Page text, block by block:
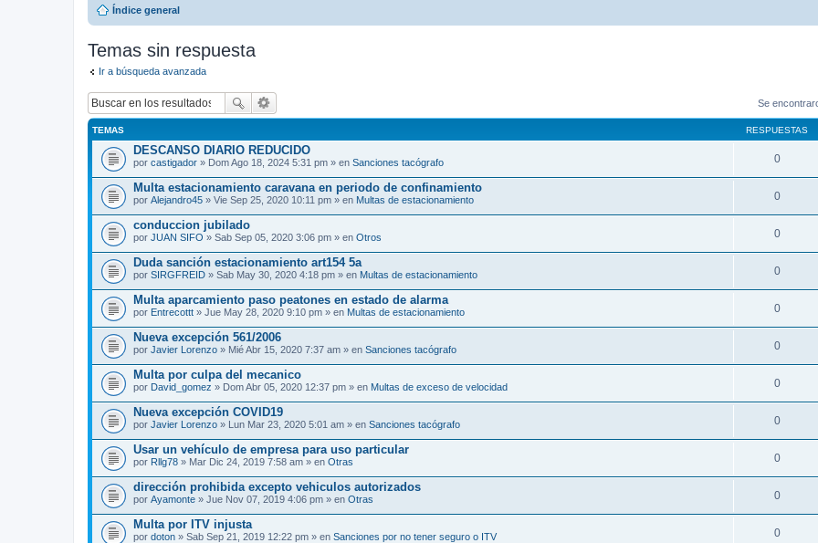
Índice general
Temas sin respuesta
Ir a búsqueda avanzada
Se
TEMAS RESPUESTAS
DESCANSO DIARIO REDUCIDO
por castigador » Dom Ago 18, 2024 5:31 pm » en Sanciones tacógrafo 0
Multa estacionamiento caravana en periodo de confinamiento
por Alejandro45 » Vie Sep 25, 2020 10:11 pm » en Multas de estacionamiento 0
conduccion jubilado
por JUAN SIFO » Sab Sep 05, 2020 3:06 pm » en Otros 0
Duda sanción estacionamiento art154 5a
por SIRGFREID » Sab May 30, 2020 4:18 pm » en Multas de estacionamiento 0
Multa aparcamiento paso peatones en estado de alarma
por Entrecottt » Jue May 28, 2020 9:10 pm » en Multas de estacionamiento 0
Nueva excepción 561/2006
por Javier Lorenzo » Mié Abr 15, 2020 7:37 am » en Sanciones tacógrafo 0
Multa por culpa del mecanico
por David_gomez » Dom Abr 05, 2020 12:37 pm » en Multas de exceso de velocidad 0
Nueva excepción COVID19
por Javier Lorenzo » Lun Mar 23, 2020 5:01 am » en Sanciones tacógrafo 0
Usar un vehículo de empresa para uso particular
por Rllg78 » Mar Dic 24, 2019 7:58 am » en Otras 0
dirección prohibida excepto vehiculos autorizados
por Ayamonte » Jue Nov 07, 2019 4:06 pm » en Otras 0
Multa por ITV injusta
por doton » Sab Sep 21, 2019 12:22 pm » en Sanciones por no tener seguro o ITV 0